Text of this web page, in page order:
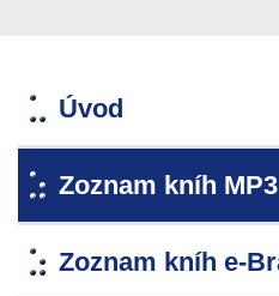
Úvod
Zoznam kníh MP3
Zoznam kníh e-